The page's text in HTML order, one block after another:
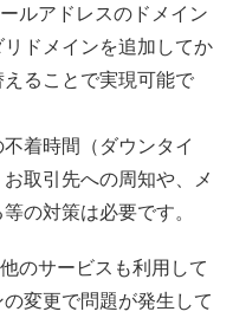
ルアドレスのドメイン
ドメインを追加してか
ることで実現可能で
着時間（ダウンタイ
取引先への周知や、メ
の対策は必要です。
のサービスも利用して
変更で問題が発生して